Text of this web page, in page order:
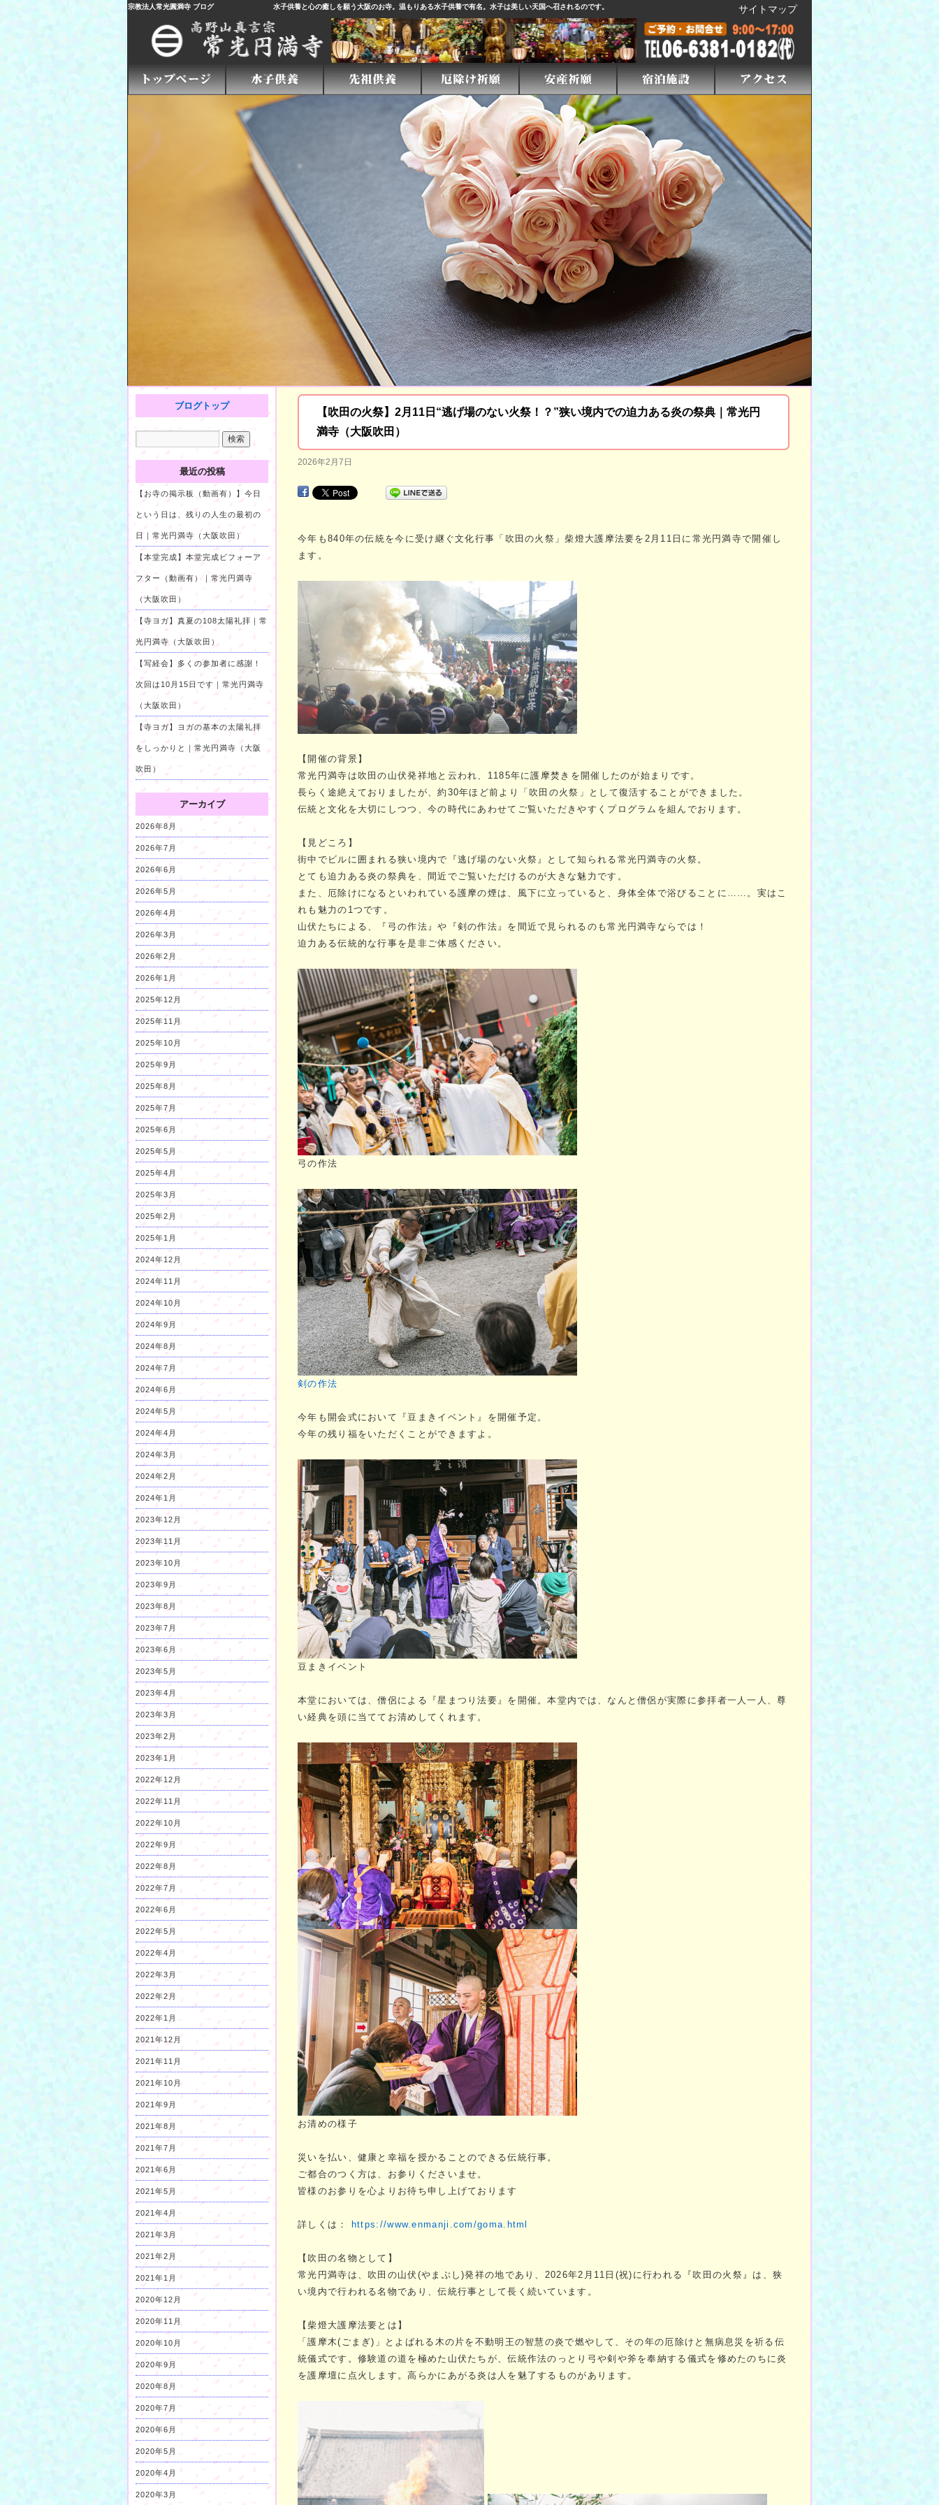
宗教法人常光圓満寺 ブログ 水子供養と心の癒しを願う大阪のお寺。温もりある水子供養で有名。水子は美しい天国へ召されるのです。 サイトマップ
【吹田の火祭】2月11日“逃げ場のない火祭！？”狭い境内での迫力ある炎の祭典｜常光円
満寺（大阪吹田）
2026年2月7日
今年も840年の伝統を今に受け継ぐ文化行事「吹田の火祭」柴燈大護摩法要を2月11日に常光円満寺で開催し
ます。
【開催の背景】
常光円満寺は吹田の山伏発祥地と云われ、1185年に護摩焚きを開催したのが始まりです。
長らく途絶えておりましたが、約30年ほど前より「吹田の火祭」として復活することができました。
伝統と文化を大切にしつつ、今の時代にあわせてご覧いただきやすくプログラムを組んでおります。
【見どころ】
街中でビルに囲まれる狭い境内で『逃げ場のない火祭』として知られる常光円満寺の火祭。
とても迫力ある炎の祭典を、間近でご覧いただけるのが大きな魅力です。
また、厄除けになるといわれている護摩の煙は、風下に立っていると、身体全体で浴びることに……。実はこ
れも魅力の1つです。
山伏たちによる、『弓の作法』や『剣の作法』を間近で見られるのも常光円満寺ならでは！
迫力ある伝統的な行事を是非ご体感ください。
弓の作法
剣の作法
今年も開会式において『豆まきイベント』を開催予定。
今年の残り福をいただくことができますよ。
豆まきイベント
本堂においては、僧侶による『星まつり法要』を開催。本堂内では、なんと僧侶が実際に参拝者一人一人、尊
い経典を頭に当ててお清めしてくれます。
お清めの様子
災いを払い、健康と幸福を授かることのできる伝統行事。
ご都合のつく方は、お参りくださいませ。
皆様のお参りを心よりお待ち申し上げております
詳しくは： https://www.enmanji.com/goma.html
【吹田の名物として】
常光円満寺は、吹田の山伏(やまぶし)発祥の地であり、2026年2月11日(祝)に行われる『吹田の火祭』は、狭
い境内で行われる名物であり、伝統行事として長く続いています。
【柴燈大護摩法要とは】
「護摩木(ごまぎ)」とよばれる木の片を不動明王の智慧の炎で燃やして、その年の厄除けと無病息災を祈る伝
統儀式です。修験道の道を極めた山伏たちが、伝統作法のっとり弓や剣や斧を奉納する儀式を修めたのちに炎
を護摩壇に点火します。高らかにあがる炎は人を魅了するものがあります。
ブログトップ
最近の投稿
【お寺の掲示板（動画有）】今日
という日は、残りの人生の最初の
日｜常光円満寺（大阪吹田）
【本堂完成】本堂完成ビフォーア
フター（動画有）｜常光円満寺
（大阪吹田）
【寺ヨガ】真夏の108太陽礼拝｜常
光円満寺（大阪吹田）
【写経会】多くの参加者に感謝！
次回は10月15日です｜常光円満寺
（大阪吹田）
【寺ヨガ】ヨガの基本の太陽礼拝
をしっかりと｜常光円満寺（大阪
吹田）
アーカイブ
2026年8月
2026年7月
2026年6月
2026年5月
2026年4月
2026年3月
2026年2月
2026年1月
2025年12月
2025年11月
2025年10月
2025年9月
2025年8月
2025年7月
2025年6月
2025年5月
2025年4月
2025年3月
2025年2月
2025年1月
2024年12月
2024年11月
2024年10月
2024年9月
2024年8月
2024年7月
2024年6月
2024年5月
2024年4月
2024年3月
2024年2月
2024年1月
2023年12月
2023年11月
2023年10月
2023年9月
2023年8月
2023年7月
2023年6月
2023年5月
2023年4月
2023年3月
2023年2月
2023年1月
2022年12月
2022年11月
2022年10月
2022年9月
2022年8月
2022年7月
2022年6月
2022年5月
2022年4月
2022年3月
2022年2月
2022年1月
2021年12月
2021年11月
2021年10月
2021年9月
2021年8月
2021年7月
2021年6月
2021年5月
2021年4月
2021年3月
2021年2月
2021年1月
2020年12月
2020年11月
2020年10月
2020年9月
2020年8月
2020年7月
2020年6月
2020年5月
2020年4月
2020年3月